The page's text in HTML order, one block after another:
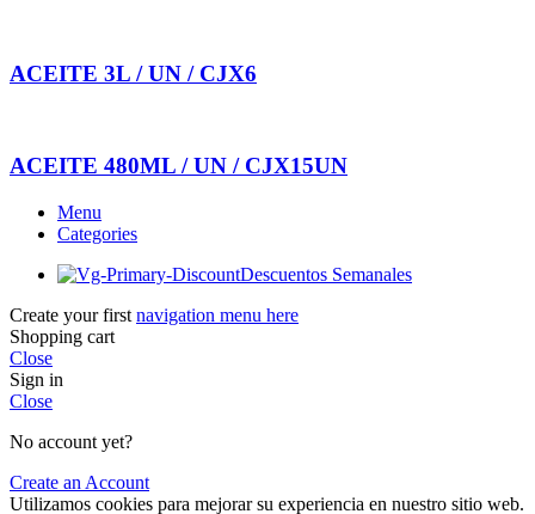
ACEITE 3L / UN / CJX6
ACEITE 480ML / UN / CJX15UN
Menu
Categories
Descuentos Semanales
Create your first navigation menu here
Shopping cart
Close
Sign in
Close
No account yet?
Create an Account
Utilizamos cookies para mejorar su experiencia en nuestro sitio web.